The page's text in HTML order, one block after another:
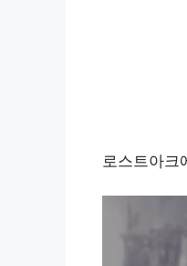
로스트아크